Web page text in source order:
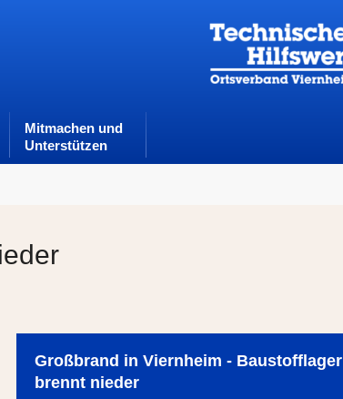
Mitmachen und
Unterstützen
Großbrand in Viernheim - Baustofflager
brennt nieder